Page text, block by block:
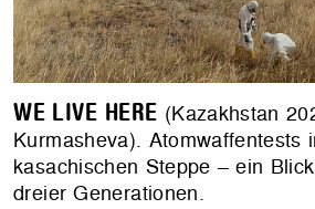
WE LIVE HERE (Kazakhstan
Kurmasheva). Atomwaffentests
kasachischen Steppe – ein
dreier Generationen.